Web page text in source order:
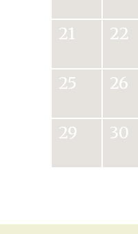
21 22
25 26
29 30